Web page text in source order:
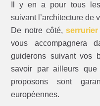
Il y en a pour tous
suivant l’architecture de
De notre côté,
vous accompagnera
guiderons suivant vos
savoir par ailleurs
proposons sont
européennes.